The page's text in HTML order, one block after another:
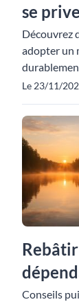
se
Découvrez
adopter un
Le 23/11/
Conseils